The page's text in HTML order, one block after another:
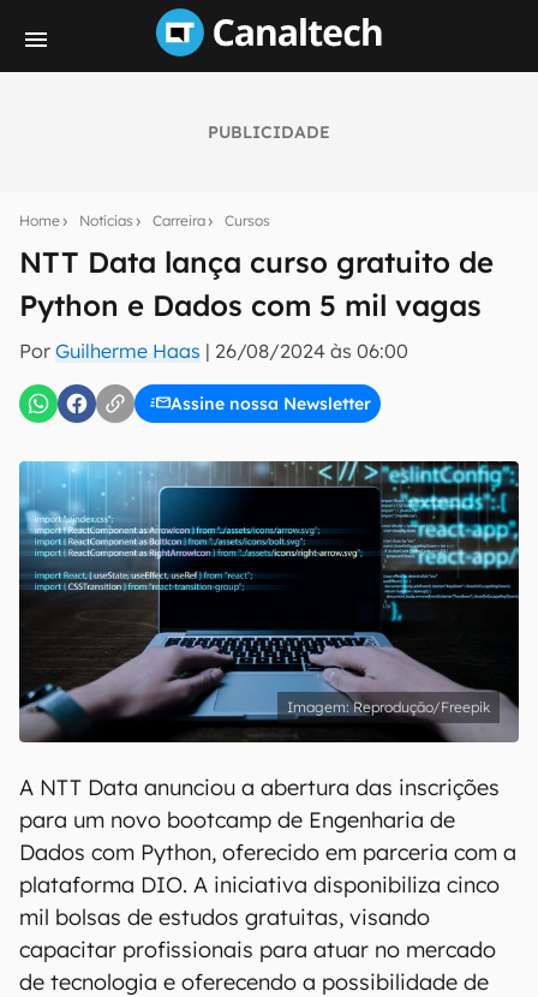
PUBLICIDADE
Home Notícias Carreira Cursos
NTT Data lança curso gratuito de
Python e Dados com 5 mil vagas
Por Guilherme Haas | 26/08/2024 às 06:00
Assine nossa Newsletter
notícias e reviews sobre tecnologia em primeira
mão.
E-mail
inscreva-se
Confirmo que li, aceito e concordo com os Termos de
Uso e Política de Privacidade do Canaltech.
Reprodução/Freepik
A NTT Data anunciou a abertura das inscrições
para um novo bootcamp de Engenharia de
Dados com Python, oferecido em parceria com a
plataforma DIO. A iniciativa disponibiliza cinco
mil bolsas de estudos gratuitas, visando
capacitar profissionais para atuar no mercado
de tecnologia e oferecendo a possibilidade de